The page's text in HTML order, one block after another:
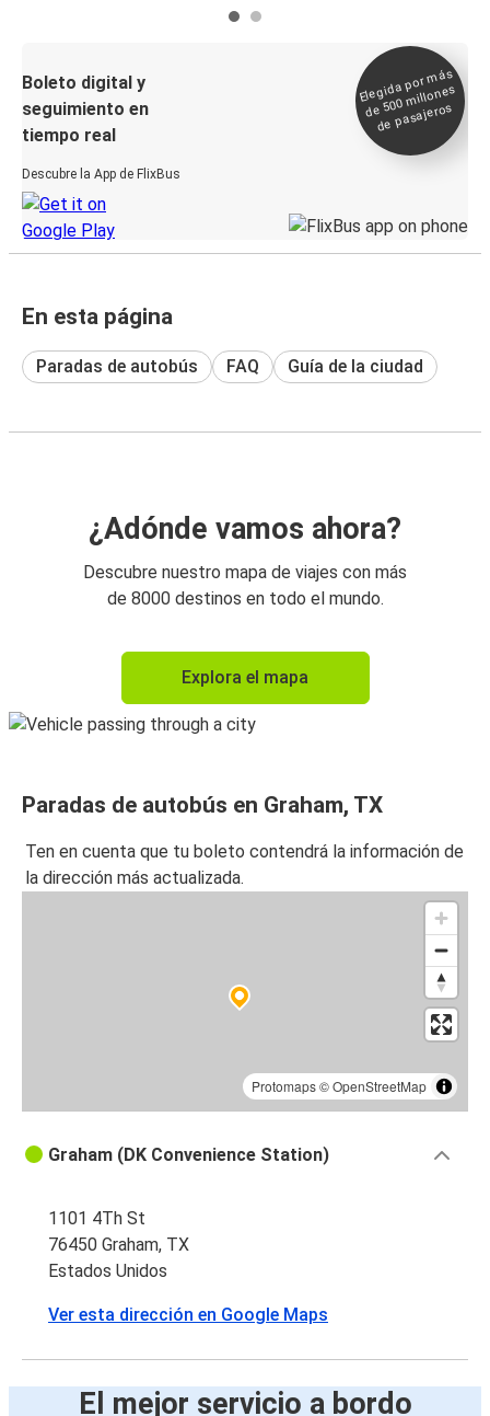
Boleto digital y
seguimiento en
tiempo real
Descubre la App de FlixBus
Elegida por
más
de 500
millones
de pasajeros
En esta página
Paradas de autobús FAQ Guía de la ciudad
¿Adónde vamos ahora?
Descubre nuestro mapa de viajes con más
de 8000 destinos en todo el mundo.
Explora el mapa
Paradas de autobús en Graham, TX
Ten en cuenta que tu boleto contendrá la información de
la dirección más actualizada.
Protomaps©OpenStreetMap
Graham (DK Convenience Station)
1101 4Th St
76450 Graham, TX
Estados Unidos
Ver esta dirección en Google Maps
El mejor servicio a bordo